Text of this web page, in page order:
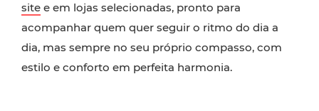
site e em lojas selecionadas, pronto para
acompanhar quem quer seguir o ritmo do dia a
dia, mas sempre no seu próprio compasso, com
estilo e conforto em perfeita harmonia.